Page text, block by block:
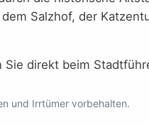
Salzhof, der
direkt beim
und Irrtümer vorbehalten.